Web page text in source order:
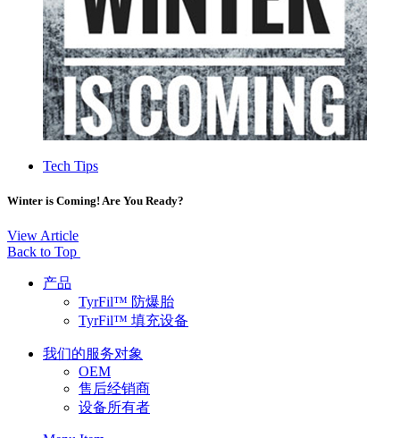
Tech Tips
Winter is Coming! Are You Ready?
View Article
Back to Top
产品
TyrFil™ 防爆胎
TyrFil™ 填充设备
我们的服务对象
OEM
售后经销商
设备所有者